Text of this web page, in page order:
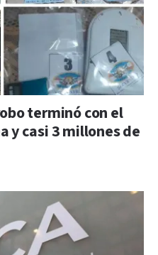
terminó con el
y casi 3 millones de